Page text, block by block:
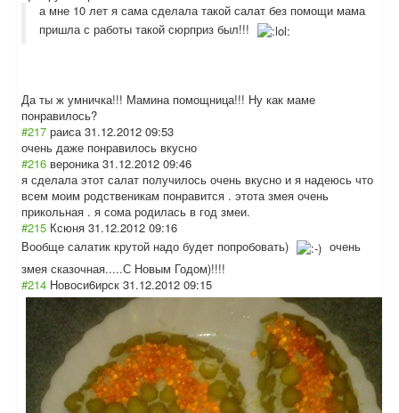
а мне 10 лет я сама сделала такой салат без помощи мама
пришла с работы такой сюрприз был!!!
Да ты ж умничка!!! Мамина помощница!!! Ну как маме
понравилось?
#217 раиса 31.12.2012 09:53
очень даже понравилось вкусно
#216 вероника 31.12.2012 09:46
я сделала этот салат получилось очень вкусно и я надеюсь что
всем моим родственикам понравится . этота змея очень
прикольная . я сома родилась в год змеи.
#215 Ксюня 31.12.2012 09:16
Вообще салатик крутой надо будет попробовать)
очень
змея сказочная.....С Новым Годом)!!!!
#214 Новоси6ирск 31.12.2012 09:15